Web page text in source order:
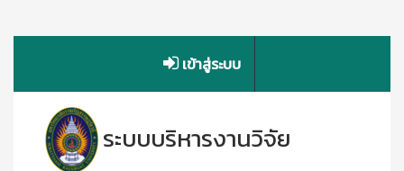
เข้าสู่ระบบ
ระบบบริหารงานวิจัย